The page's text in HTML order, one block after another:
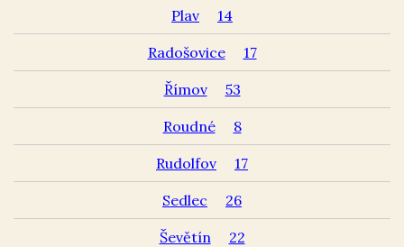
Plav 14
Radošovice 17
Římov 53
Roudné 8
Rudolfov 17
Sedlec 26
Ševětín 22